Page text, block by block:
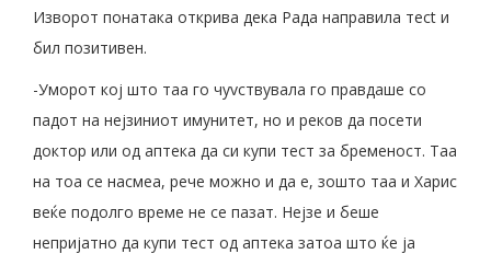
Изворот понатака открива дека Рада направила тесt и
бил позитивен.
-Уморот кој што таa го чуvствувала го правдаше со
падот на нејзиниот имунитет, но и реков да посети
доктор или од аптека да си купи тест за бременост. Таа
на тоа се насмеа, рече можно и да е, зошто таа и Харис
веќе подолго време не се пазат. Нејзе и беше
непријатно да купи тест од аптека затоа што ќе ја